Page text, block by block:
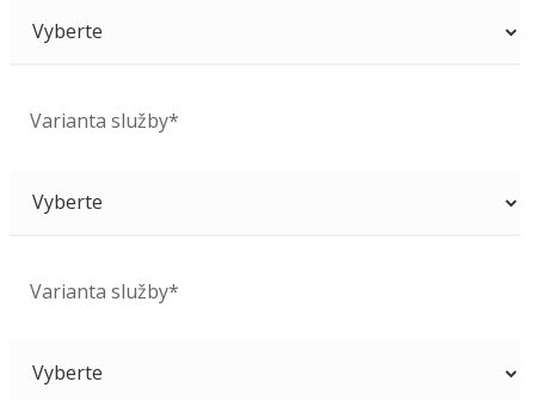
Varianta služby*
Varianta služby*